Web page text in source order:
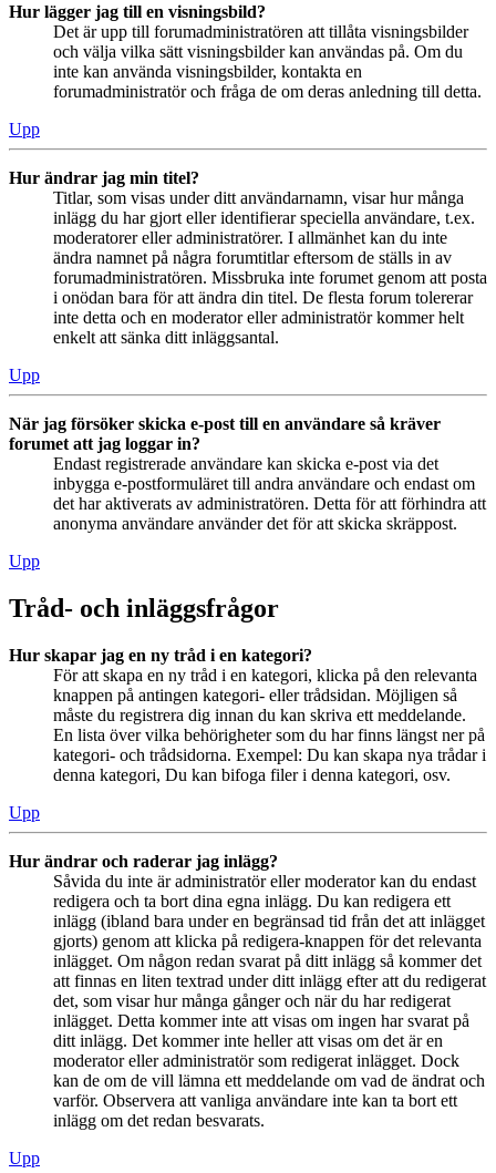
Hur lägger jag till en visningsbild?
Det är upp till forumadministratören att tillåta visningsbilder
och välja vilka sätt visningsbilder kan användas på. Om du
inte kan använda visningsbilder, kontakta en
forumadministratör och fråga de om deras anledning till detta.
Upp
Hur ändrar jag min titel?
Titlar, som visas under ditt användarnamn, visar hur många
inlägg du har gjort eller identifierar speciella användare, t.ex.
moderatorer eller administratörer. I allmänhet kan du inte
ändra namnet på några forumtitlar eftersom de ställs in av
forumadministratören. Missbruka inte forumet genom att posta
i onödan bara för att ändra din titel. De flesta forum tolererar
inte detta och en moderator eller administratör kommer helt
enkelt att sänka ditt inläggsantal.
Upp
När jag försöker skicka e-post till en användare så kräver
forumet att jag loggar in?
Endast registrerade användare kan skicka e-post via det
inbygga e-postformuläret till andra användare och endast om
det har aktiverats av administratören. Detta för att förhindra att
anonyma användare använder det för att skicka skräppost.
Upp
Tråd- och inläggsfrågor
Hur skapar jag en ny tråd i en kategori?
För att skapa en ny tråd i en kategori, klicka på den relevanta
knappen på antingen kategori- eller trådsidan. Möjligen så
måste du registrera dig innan du kan skriva ett meddelande.
En lista över vilka behörigheter som du har finns längst ner på
kategori- och trådsidorna. Exempel: Du kan skapa nya trådar i
denna kategori, Du kan bifoga filer i denna kategori, osv.
Upp
Hur ändrar och raderar jag inlägg?
Såvida du inte är administratör eller moderator kan du endast
redigera och ta bort dina egna inlägg. Du kan redigera ett
inlägg (ibland bara under en begränsad tid från det att inlägget
gjorts) genom att klicka på redigera-knappen för det relevanta
inlägget. Om någon redan svarat på ditt inlägg så kommer det
att finnas en liten textrad under ditt inlägg efter att du redigerat
det, som visar hur många gånger och när du har redigerat
inlägget. Detta kommer inte att visas om ingen har svarat på
ditt inlägg. Det kommer inte heller att visas om det är en
moderator eller administratör som redigerat inlägget. Dock
kan de om de vill lämna ett meddelande om vad de ändrat och
varför. Observera att vanliga användare inte kan ta bort ett
inlägg om det redan besvarats.
Upp